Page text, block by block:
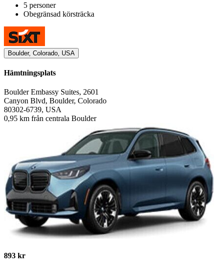
5 personer
Obegränsad körsträcka
Boulder, Colorado, USA
Hämtningsplats
Boulder Embassy Suites, 2601
Canyon Blvd, Boulder, Colorado
80302-6739, USA
0,95 km från centrala Boulder
893 kr